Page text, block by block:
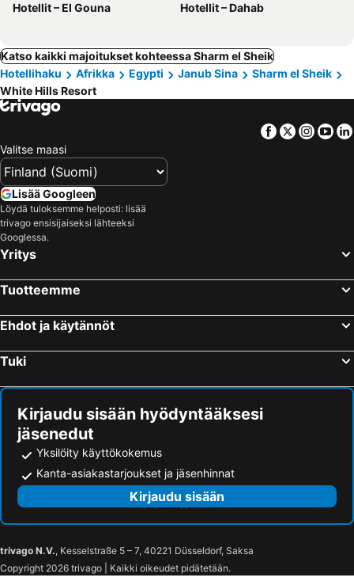
Hotellit – El Gouna
Hotellit – Dahab
Katso kaikki majoitukset kohteessa Sharm el Sheik
Hotellihaku
Afrikka Egypti Janub Sina
Sharm el Sheik
White Hills Resort
Facebook
Twitter
Valitse maasi
Lisää Googleen
Löydä tuloksemme helposti: lisää
trivago ensisijaiseksi lähteeksi
Googlessa.
Yritys
Tuotteemme
Ehdot ja käytännöt
Tuki
Kirjaudu sisään hyödyntääksesi
jäsenedut
Yksilöity käyttökokemus
Kanta-asiakastarjoukset ja jäsenhinnat
Kirjaudu sisään
trivago N.V., Kesselstraße 5 – 7, 40221 Düsseldorf, Saksa
Copyright 2026 trivago | Kaikki oikeudet pidätetään.